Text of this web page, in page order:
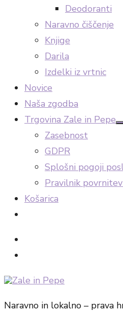
Deodoranti
Naravno čiščenje
Knjige
Darila
Izdelki iz vrtnic
Novice
Naša zgodba
Trgovina Zale in Pepe
Zasebnost
GDPR
Splošni pogoji
Pravilnik
Košarica
Naravno in lokalno – prava